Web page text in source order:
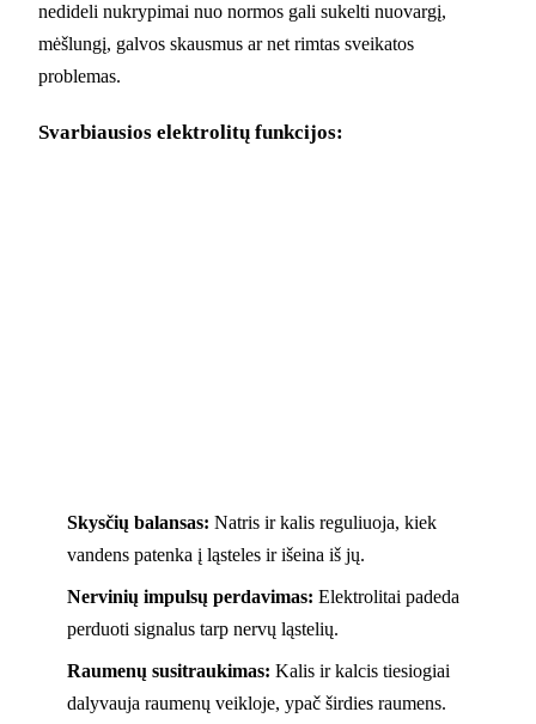
nedideli nukrypimai nuo normos gali sukelti nuovargį,
mėšlungį, galvos skausmus ar net rimtas sveikatos
problemas.
Svarbiausios elektrolitų funkcijos:
Skysčių balansas: Natris ir kalis reguliuoja, kiek
vandens patenka į ląsteles ir išeina iš jų.
Nervinių impulsų perdavimas: Elektrolitai padeda
perduoti signalus tarp nervų ląstelių.
Raumenų susitraukimas: Kalis ir kalcis tiesiogiai
dalyvauja raumenų veikloje, ypač širdies raumens.